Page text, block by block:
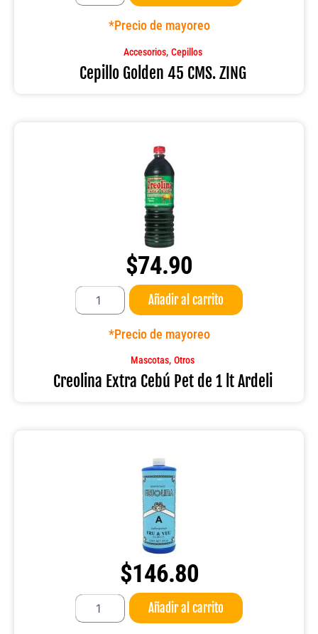
45
*Precio de mayoreo
Accesorios, Cepillos
Cepillo Golden 45 CMS. ZING
$74.90
Creolina
Cebú
Ardeli
Añadir al carrito
*Precio de mayoreo
Mascotas, Otros
Creolina Extra Cebú Pet de 1 lt Ardeli
$146.80
Fruolina
A
Añadir al carrito